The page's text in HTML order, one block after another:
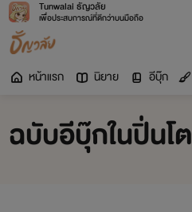
Tunwalai ธัญวลัย
เพื่อประสบการณ์ที่ดีกว่าบนมือถือ
หน้าแรก นิยาย อีบุ๊ก
ฉบับอีบุ๊กในปิ่นโต